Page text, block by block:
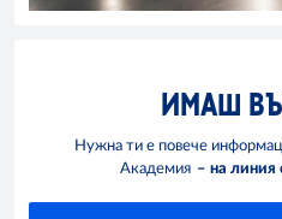
ИМАШ
Нужна ти е повече
Академия – на линия